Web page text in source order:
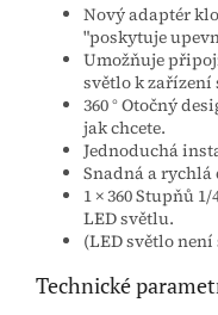
Nový adaptér
"poskytuje
Umožňuje
světlo k zařízení
360 ° Otočný
jak chcete.
Jednoduchá
Snadná a rychlá
1 × 360 Stupňů
LED světlu.
(LED světlo
Technické